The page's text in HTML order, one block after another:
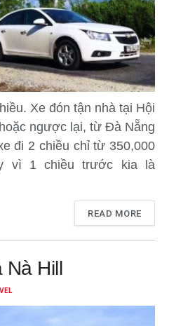
Xe đón tận nhà tại Hội
ngược lại, từ Đà Nẵng
đi 2 chiều chỉ từ 350,000
vì 1 chiều trước kia là
READ MORE
Nà Hill